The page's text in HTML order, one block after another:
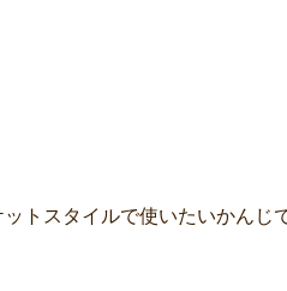
トスタイルで使いたいかんじ